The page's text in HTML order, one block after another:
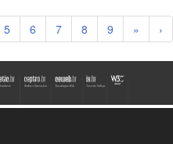
5 6 7 8 9 » ›